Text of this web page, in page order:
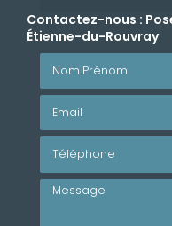
Contactez-nous :
Étienne-du-Rouvray
Nom Prénom
Message